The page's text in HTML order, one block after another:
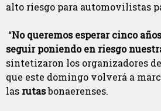
alto riesgo para automovilistas
“No queremos esperar cinco
seguir poniendo en riesgo
sintetizaron los organizadores
que este domingo volverá a
las rutasbonaerenses.